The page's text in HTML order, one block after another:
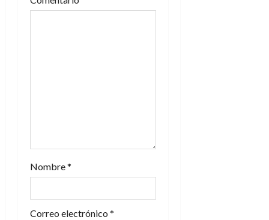
Nombre*
Correo electrónico *